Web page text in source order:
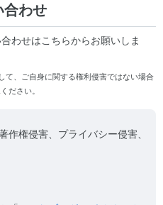
合わせ
わせはこちらからお願いしま
て、ご自身に関する権利侵害ではない場合
ださい。
作権侵害、プライバシー侵害、